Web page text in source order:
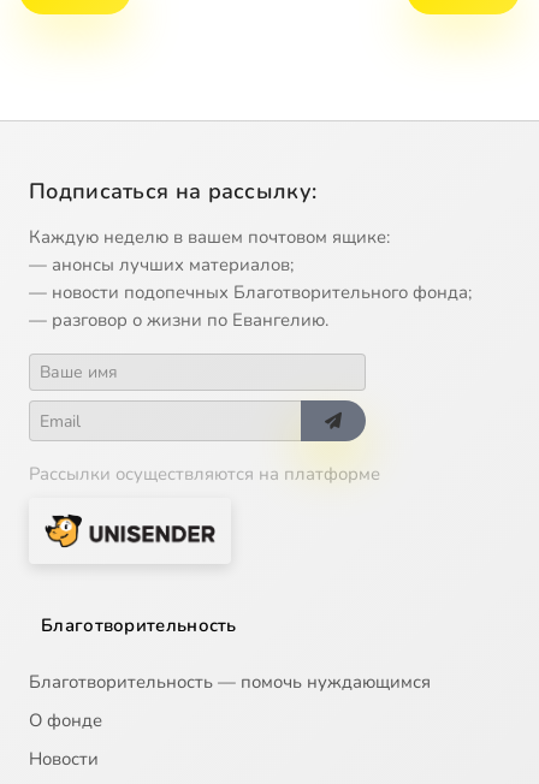
Подписаться на рассылку:
Каждую неделю в вашем почтовом ящике:
— анонсы лучших материалов;
— новости подопечных Благотворительного фонда;
— разговор о жизни по Евангелию.
Рассылки осуществляются на платформе
Благотворительность
Благотворительность — помочь нуждающимся
О фонде
Новости